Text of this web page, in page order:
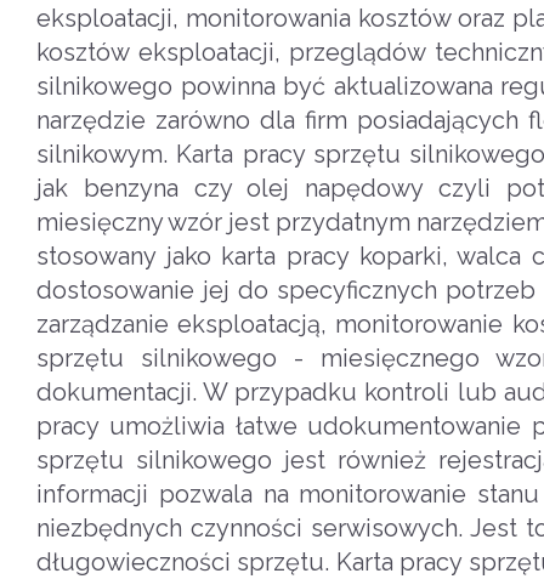
eksploatacji, monitorowania kosztów oraz
kosztów eksploatacji, przeglądów
silnikowego powinna być aktualizowana
narzędzie zarówno dla firm
silnikowym. Karta pracy sprzętu
jak benzyna czy olej napędowy czyli
miesięczny wzór jest przydatnym
stosowany jako karta pracy koparki, walca
dostosowanie jej do specyficznych potrzeb
zarządzanie eksploatacją, monitorowanie
sprzętu silnikowego - miesięcznego
dokumentacji. W przypadku kontroli lub
pracy umożliwia łatwe udokumentowanie
sprzętu silnikowego jest również
informacji pozwala na monitorowanie
niezbędnych czynności serwisowych. Jest
długowieczności sprzętu. Karta pracy